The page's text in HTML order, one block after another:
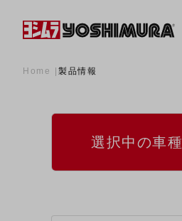
Home 製品情報
選択中の車種